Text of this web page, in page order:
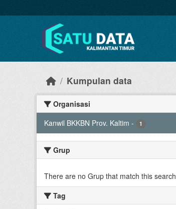
Kumpulan data
Organisasi
Kanwil BKKBN Prov. Kaltim - 1
Grup
There are no Grup that match this search
Tag